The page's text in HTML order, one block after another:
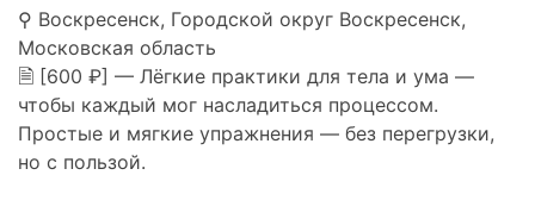
⚲ Воскресенск, Городской округ Воскресенск,
Московская область
🗎 [600 ₽] — Лёгкие практики для тела и ума —
чтобы каждый мог насладиться процессом.
Простые и мягкие упражнения — без перегрузки,
но с пользой.